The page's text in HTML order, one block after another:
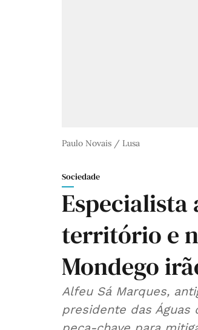
Paulo Novais / Lusa
Sociedade
território e
Mondego
Alfeu Sá Marques,
presidente das Águas